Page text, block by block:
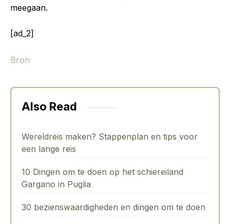
meegaan.
[ad_2]
Bron
Also Read
Wereldreis maken? Stappenplan en tips voor
een lange reis
10 Dingen om te doen op het schiereiland
Gargano in Puglia
30 bezienswaardigheden en dingen om te doen